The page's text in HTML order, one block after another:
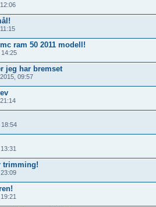
ram 50 2011 modell!
jeg har bremset
09:57
trimming!